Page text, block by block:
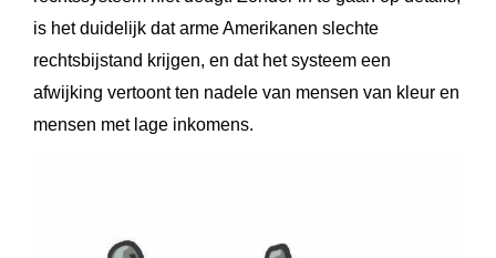
is het duidelijk dat arme Amerikanen slechte
rechtsbijstand krijgen, en dat het systeem een
afwijking vertoont ten nadele van mensen van kleur en
mensen met lage inkomens.